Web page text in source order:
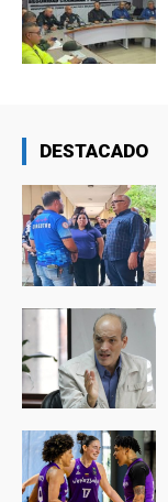
DESTACADO